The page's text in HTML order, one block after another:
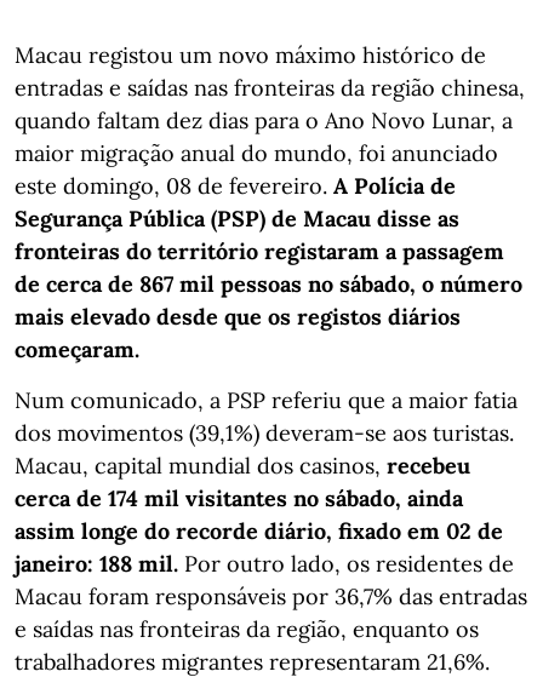
Macau registou um novo máximo histórico de
entradas e saídas nas fronteiras da região chinesa,
quando faltam dez dias para o Ano Novo Lunar, a
maior migração anual do mundo, foi anunciado
este domingo, 08 de fevereiro. A Polícia de
Segurança Pública (PSP) de Macau disse as
fronteiras do território registaram a passagem
de cerca de 867 mil pessoas no sábado, o número
mais elevado desde que os registos diários
começaram.
Num comunicado, a PSP referiu que a maior fatia
dos movimentos (39,1%) deveram-se aos turistas.
Macau, capital mundial dos casinos, recebeu
cerca de 174 mil visitantes no sábado, ainda
assim longe do recorde diário, fixado em 02 de
janeiro: 188 mil. Por outro lado, os residentes de
Macau foram responsáveis por 36,7% das entradas
e saídas nas fronteiras da região, enquanto os
trabalhadores migrantes representaram 21,6%.